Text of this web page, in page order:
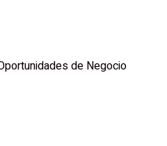
de Negocio